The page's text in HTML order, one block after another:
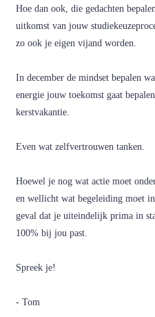
Hoe dan ook, die gedachten
uitkomst van jouw
zo ook je eigen vijand worden.
In december de mindset bepalen
energie jouw toekomst gaat
kerstvakantie.
Even wat zelfvertrouwen tanken.
Hoewel je nog wat actie moet
en wellicht wat begeleiding moet
geval dat je uiteindelijk prima in
100% bij jou past.
Spreek je!
- Tom